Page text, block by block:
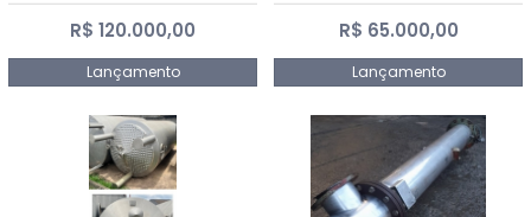
R$ 120.000,00
Lançamento
R$ 65.000,00
Lançamento